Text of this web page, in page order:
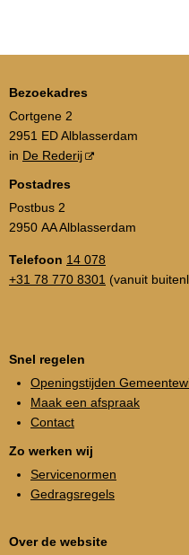
Bezoekadres
Cortgene 2
2951 ED Alblasserdam
in De Rederij
Postadres
Postbus 2
2950 AA Alblasserdam
Telefoon 14 078
+31 78 770 8301 (vanuit
Snel regelen
Openingstijden
Maak een afspraak
Contact
Zo werken wij
Servicenormen
Gedragsregels
Over de website